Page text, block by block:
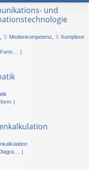
und
Medienkompetenz
Komplexe